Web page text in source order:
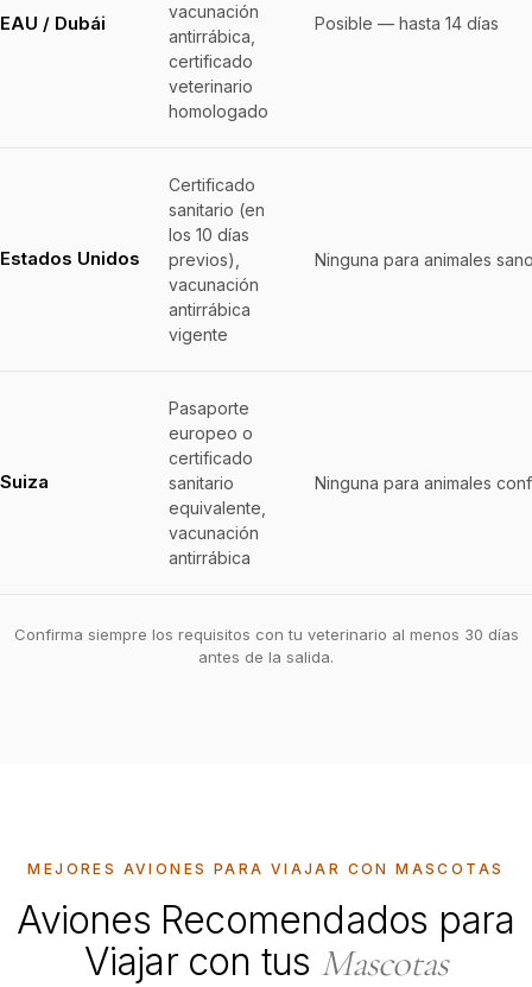
EAU / Dubái
vacunación
antirrábica,
certificado
veterinario
homologado
Posible — hasta 14 días
Estados Unidos
Certificado
sanitario (en
los 10 días
previos),
vacunación
antirrábica
vigente
Ninguna para animales
Suiza
Pasaporte
europeo o
certificado
sanitario
equivalente,
vacunación
antirrábica
Ninguna para animales
Confirma siempre los requisitos con tu veterinario al menos 30 días
antes de la salida.
MEJORES AVIONES PARA VIAJAR CON MASCOTAS
Aviones Recomendados para
Viajar con tus Mascotas